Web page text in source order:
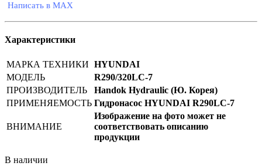
Написать в MAX
Характеристики
МАРКА ТЕХНИКИ HYUNDAI
МОДЕЛЬ
R290/320LC-7
ПРОИЗВОДИТЕЛЬ
Handok Hydraulic (Ю. Корея)
ПРИМЕНЯЕМОСТЬ Гидронасос HYUNDAI R290LC-7
ВНИМАНИЕ
Изображение на фото может не
соответствовать описанию
продукции
В наличии